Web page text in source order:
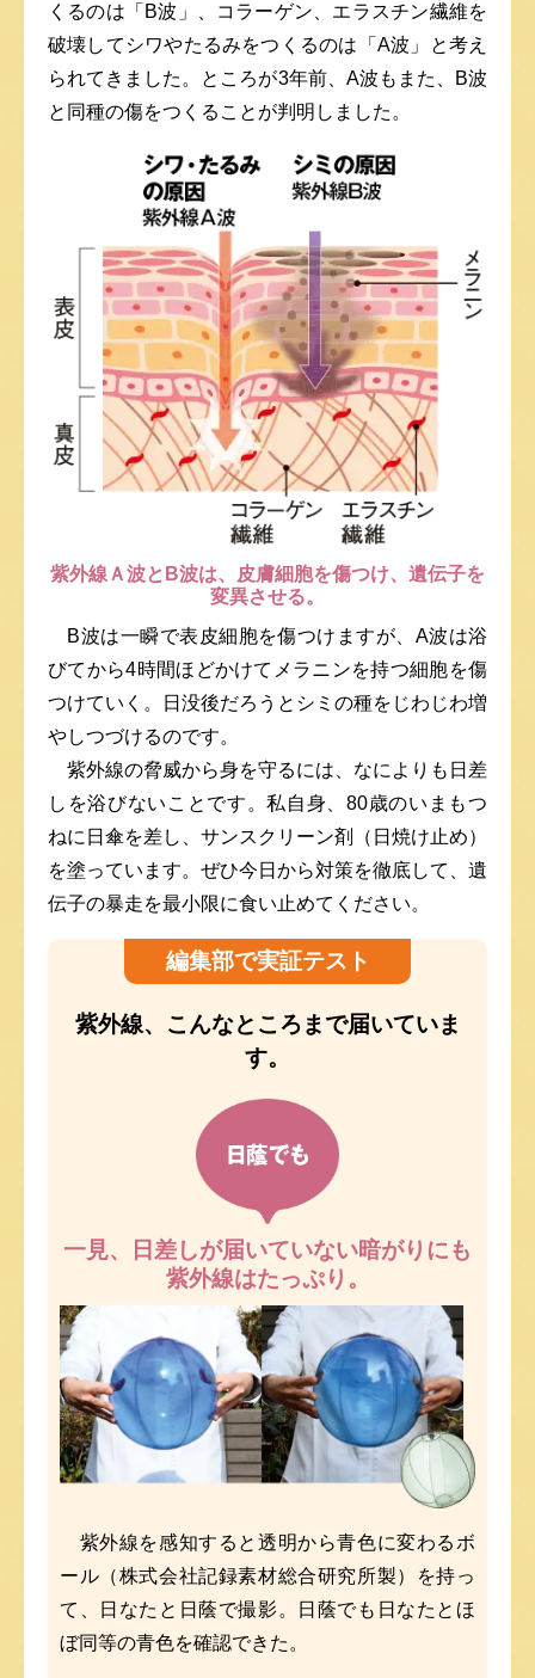
くるのは「B波」、コラーゲン、エラスチン繊維を
破壊してシワやたるみをつくるのは「A波」と考え
られてきました。ところが3年前、A波もまた、B波
と同種の傷をつくることが判明しました。
紫外線Ａ波とB波は、皮膚細胞を傷つけ、遺伝子を
変異させる。
B波は一瞬で表皮細胞を傷つけますが、A波は浴
びてから4時間ほどかけてメラニンを持つ細胞を傷
つけていく。日没後だろうとシミの種をじわじわ増
やしつづけるのです。
紫外線の脅威から身を守るには、なによりも日差
しを浴びないことです。私自身、80歳のいまもつ
ねに日傘を差し、サンスクリーン剤（日焼け止め）
を塗っています。ぜひ今日から対策を徹底して、遺
伝子の暴走を最小限に食い止めてください。
編集部で実証テスト
紫外線、こんなところまで届いていま
す。
一見、日差しが届いていない暗がりにも
紫外線はたっぷり。
紫外線を感知すると透明から青色に変わるボ
ール（株式会社記録素材総合研究所製）を持っ
て、日なたと日蔭で撮影。日蔭でも日なたとほ
ぼ同等の青色を確認できた。